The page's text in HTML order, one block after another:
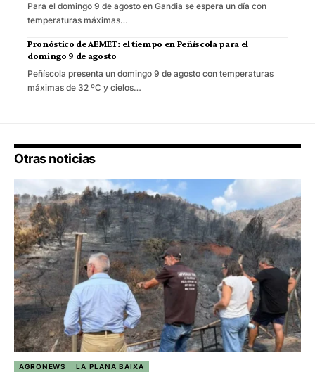
Para el domingo 9 de agosto en Gandia se espera un día con
temperaturas máximas…
Pronóstico de AEMET: el tiempo en Peñíscola para el
domingo 9 de agosto
Peñíscola presenta un domingo 9 de agosto con temperaturas
máximas de 32 ºC y cielos…
Otras noticias
AGRONEWS LA PLANA BAIXA